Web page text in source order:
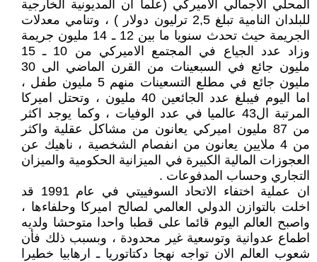
المحلي الاجمالي الاميركي (علما ان المديونية الخارجية
للبلدان النامية تبلغ 2,5 ترليون دولار ) ، وتنامي معدلات
الجريمة حيث تحدث سنويا ما بين 12 ـ 14 مليون جريمة
وزاد عدد الجياع في المجتمع الاميركي من 10 ـ 15
مليون جائع في السبعينات من القرن الماضي الى 30
مليون جائع في مطلع التسعينات منهم 5 مليون طفل ،
اما اليوم فيبلغ عدد الجائعين 40 مليون ، وتحتل اميركا
المرتبة ال43 عالميا في عدد الوفيات ، وكما يوجد اكثر
من 87 مليون اميركي يعانون من مشاكل عقلية واكثر
من 4 ملايين يعانون من انفصام الشخصية ، ناهيك عن
العجوزات المالية الكبيرة في الميزانية الحكومية والميزان
التجاري وحساب المدفوعات .
ان عملية اختفاء الاتحاد السوفييتي في عام 1991 قد
اخلت بالتوازن الدولي العالمي لصالح اميركا وحلفاءها ،
واصبح العالم اليوم قائما على قطبا واحدا متوحشا ولديه
اطماع عدوانية وتوسعية غير محدودة ، وبسبب ذلك فأن
شعوب العالم الان تواجه نهجا دكتاتوريا ـ ارهابيا خطيرا